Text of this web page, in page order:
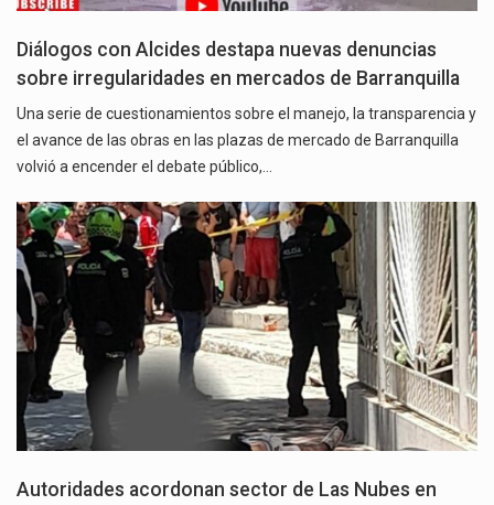
Diálogos con Alcides destapa nuevas denuncias
sobre irregularidades en mercados de Barranquilla
Una serie de cuestionamientos sobre el manejo, la transparencia y
el avance de las obras en las plazas de mercado de Barranquilla
volvió a encender el debate público,…
Autoridades acordonan sector de Las Nubes en